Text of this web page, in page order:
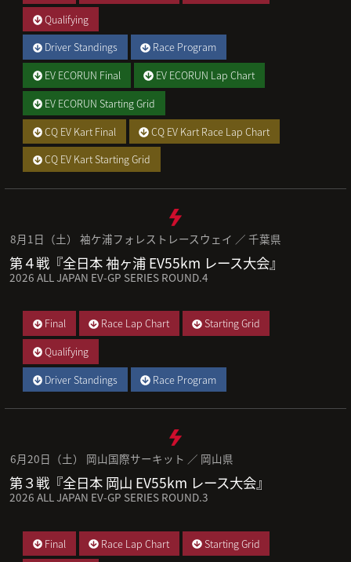
Qualifying
Driver Standings
Race Program
EV ECORUN Final
EV ECORUN Lap Chart
EV ECORUN Starting Grid
CQ EV Kart Final
CQ EV Kart Race Lap Chart
CQ EV Kart Starting Grid
8月1日（土） 袖ケ浦フォレストレースウェイ ／ 千葉県
第４戦『全日本 袖ヶ浦 EV55km レース大会』
2026 ALL JAPAN EV-GP SERIES ROUND.4
Final Race Lap Chart
Starting Grid
Qualifying
Driver Standings
Race Program
6月20日（土） 岡山国際サーキット ／ 岡山県
第３戦『全日本 岡山 EV55km レース大会』
2026 ALL JAPAN EV-GP SERIES ROUND.3
Final Race Lap Chart
Starting Grid